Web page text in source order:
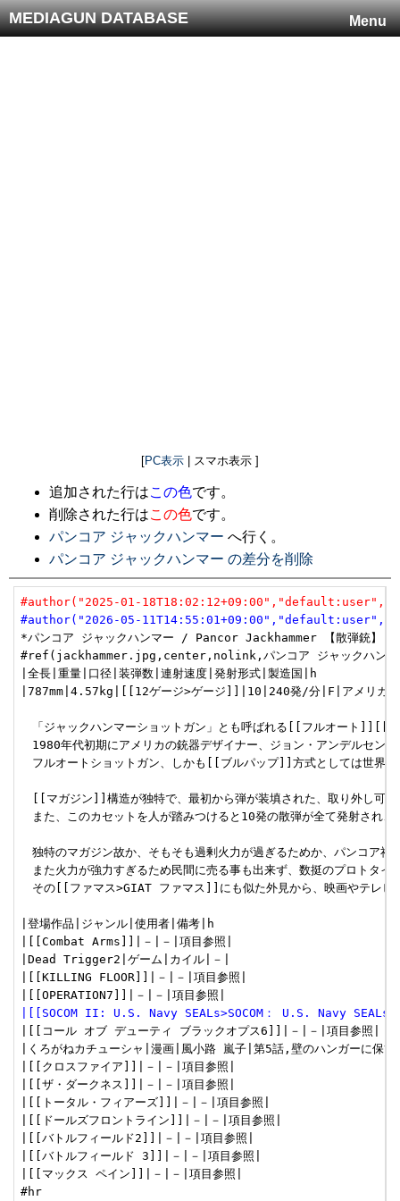
Menu
MEDIAGUN DATABASE
[PC表示 | スマホ表示 ]
追加された行はこの色です。
削除された行はこの色です。
パンコア ジャックハンマー へ行く。
パンコア ジャックハンマー の差分を削除
#author("2025-01-
#author("2026-05-
*パンコア ジャックハンマー / Pancor Jackhammer 【散弾銃】
#ref(jackhammer.jpg,center,nolink,パンコア ジャックハンマ
|全長|重量|口径|装弾数|連射速度|発射形式|製造国|h
|787mm|4.57kg|[[12ゲージ>ゲージ]]|10|240発/分|F|アメリカ|
「ジャックハンマーショットガン」とも呼ばれる[[フルオート]][[
1980年代初期にアメリカの銃器デザイナー、ジョン・アンデルセン
フルオートショットガン、しかも[[ブルパップ]]方式としては世界で
[[マガジン]]構造が独特で、最初から弾が装填された、取り外し可能
また、このカセットを人が踏みつけると10発の散弾が全て発射さ
独特のマガジン故か、そもそも過剰火力が過ぎるためか、パンコア社
また火力が強力すぎるため民間に売る事も出来ず、数挺のプロトタイ
その[[ファマス>GIAT ファマス]]にも似た外見から、映画やテレビ
|登場作品|ジャンル|使用者|備考|h
|[[Combat Arms]]|－|－|項目参照|
|Dead Trigger2|ゲーム|カイル|－|
|[[KILLING FLOOR]]|－|－|項目参照|
|[[SOCOM II: U.S. Navy SEALs>SOCOM： U.S. Navy
|[[コール オブ デューティ ブラックオプス6]]|－|－|項目参照|
|くろがねカチューシャ|漫画|風小路 嵐子|第5話,壁のハンガーに保
|[[クロスファイア]]|－|－|項目参照|
|[[ザ・ダークネス]]|－|－|項目参照|
|[[トータル・フィアーズ]]|－|－|項目参照|
|[[ドールズフロントライン]]|－|－|項目参照|
|[[バトルフィールド2]]|－|－|項目参照|
|[[バトルフィールド 3]]|－|－|項目参照|
|[[マックス ペイン]]|－|－|項目参照|
#hr